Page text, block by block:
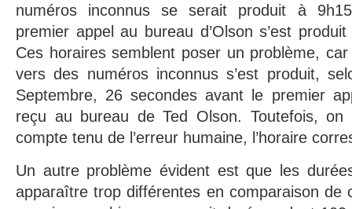
numéros inconnus se serait produit à
premier appel au bureau d’Olson s’est
Ces horaires semblent poser un problème,
vers des numéros inconnus s’est produit,
Septembre, 26 secondes avant le premier
reçu au bureau de Ted Olson. Toutefois, on
compte tenu de l’erreur humaine, l’horaire
Un autre problème évident est que les
apparaître trop différentes en comparaison de